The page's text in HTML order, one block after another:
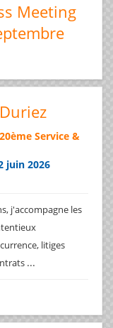
Meeting
Service &
juin 2026
j'accompagne les
litiges
...